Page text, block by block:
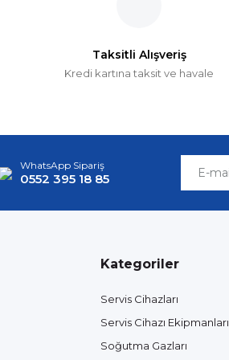
Taksitli Alışveriş
Kredi kartına taksit ve havale
WhatsApp Sipariş
0552 395 18 85
Kategoriler
Servis Cihazları
Servis Cihazı Ekipmanları
Soğutma Gazları